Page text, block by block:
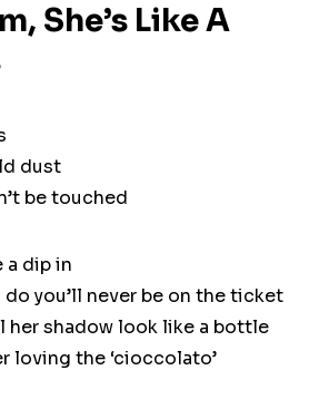
She’s Like A
dust
be touched
a dip in
you’ll never be on the ticket
her shadow look like a bottle
loving the ‘cioccolato’